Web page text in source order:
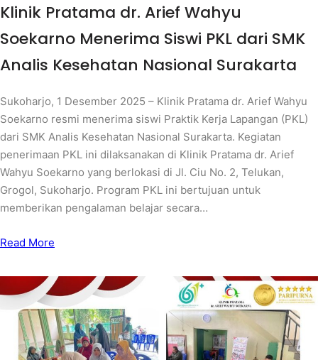
Klinik Pratama dr. Arief Wahyu
Soekarno Menerima Siswi PKL dari SMK
Analis Kesehatan Nasional Surakarta
Sukoharjo, 1 Desember 2025 – Klinik Pratama dr. Arief Wahyu
Soekarno resmi menerima siswi Praktik Kerja Lapangan (PKL)
dari SMK Analis Kesehatan Nasional Surakarta. Kegiatan
penerimaan PKL ini dilaksanakan di Klinik Pratama dr. Arief
Wahyu Soekarno yang berlokasi di Jl. Ciu No. 2, Telukan,
Grogol, Sukoharjo. Program PKL ini bertujuan untuk
memberikan pengalaman belajar secara…
Read More